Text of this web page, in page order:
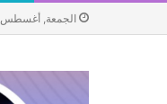
الجمعة, أغسطس 7 2026